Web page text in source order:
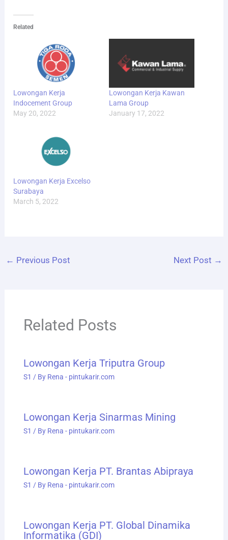
Related
Lowongan Kerja
Indocement Group
May 20, 2022
Lowongan Kerja Kawan
Lama Group
January 17, 2022
Lowongan Kerja Excelso
Surabaya
March 5, 2022
← Previous Post Next Post →
Related Posts
Lowongan Kerja Triputra Group
S1 / By Rena - pintukarir.com
Lowongan Kerja Sinarmas Mining
S1 / By Rena - pintukarir.com
Lowongan Kerja PT. Brantas Abipraya
S1 / By Rena - pintukarir.com
Lowongan Kerja PT. Global Dinamika
Informatika (GDI)